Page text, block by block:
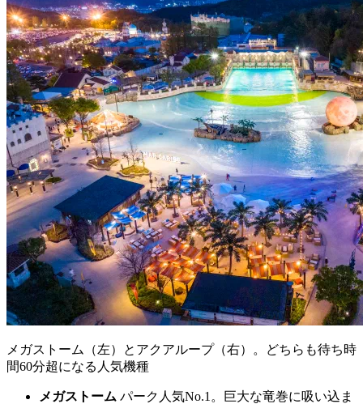
メガストーム（左）とアクアループ（右）。どちらも待ち時
間60分超になる人気機種
メガストーム パーク人気No.1。巨大な竜巻に吸い込ま